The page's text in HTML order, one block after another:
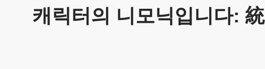
캐릭터의 니모닉입니다: 統